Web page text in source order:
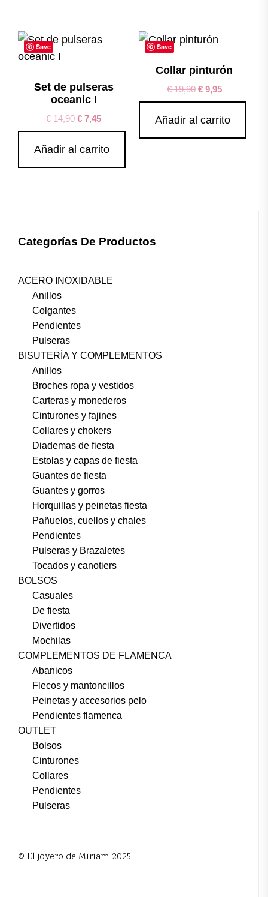
Save
Set de pulseras
oceanic I
€14,90 € 7,45
Añadir al carrito
Save
Collar pinturón
€19,90 €9,95
Añadir al carrito
Categorías De Productos
ACERO INOXIDABLE
Anillos
Colgantes
Pendientes
Pulseras
BISUTERÍA Y COMPLEMENTOS
Anillos
Broches ropa y vestidos
Carteras y monederos
Cinturones y fajines
Collares y chokers
Diademas de fiesta
Estolas y capas de fiesta
Guantes de fiesta
Guantes y gorros
Horquillas y peinetas fiesta
Pañuelos, cuellos y chales
Pendientes
Pulseras y Brazaletes
Tocados y canotiers
BOLSOS
Casuales
De fiesta
Divertidos
Mochilas
COMPLEMENTOS DE FLAMENCA
Abanicos
Flecos y mantoncillos
Peinetas y accesorios pelo
Pendientes flamenca
OUTLET
Bolsos
Cinturones
Collares
Pendientes
Pulseras
© El joyero de Miriam 2025